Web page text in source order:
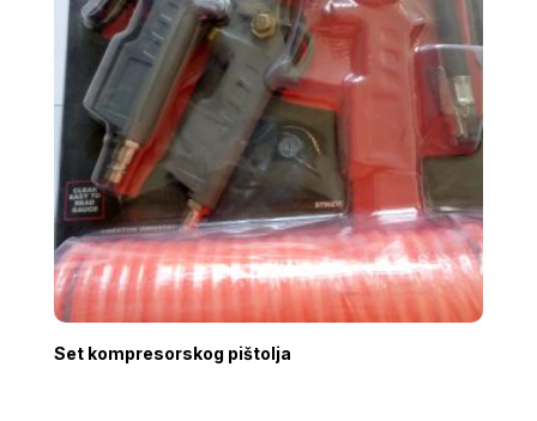
Set kompresorskog pištolja